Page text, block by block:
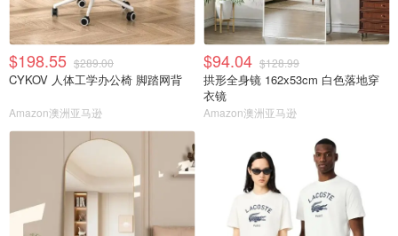
$198.55 $289.00
CYKOV 人体工学办公椅 脚踏网背
Amazon澳洲亚马逊
$94.04 $128.99
拱形全身镜 162x53cm 白色落地穿
衣镜
Amazon澳洲亚马逊